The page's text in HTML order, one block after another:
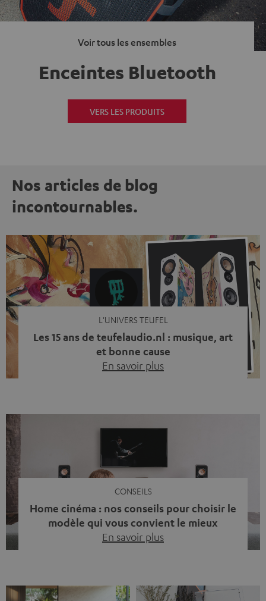
Voir tous les ensembles
Enceintes Bluetooth
VERS LES PRODUITS
Nos articles de blog
incontournables.
L'UNIVERS TEUFEL
Les 15 ans de teufelaudio.nl : musique, art
et bonne cause
En savoir plus
quelque chose qui reflète ce que représente Teufel :
célébrer le pouvoir du son et redonner quelque chose à
la société. La musique fait bien plus que simplement
sonner bien. […]
CONSEILS
Home cinéma : nos conseils pour choisir le
modèle qui vous convient le mieux
En savoir plus
dialogue est couvert par un bruit de fond… et adieu